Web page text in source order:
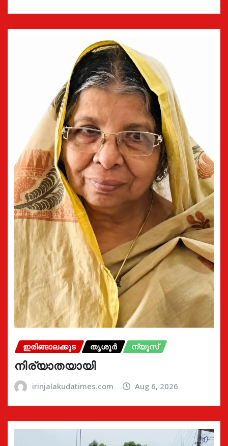
ഇരിങ്ങാലക്കുട തൃശൂർ ന്യൂസ്
നിര്യാതയായി
irinjalakudatimes.com Aug 6, 2026